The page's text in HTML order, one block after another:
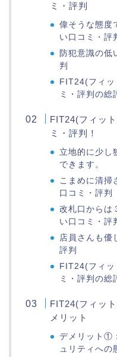
ミ・評判
偉そうな態度
い口コミ・評
防犯意識の
判
FIT24(フィッ
ミ・評判の総
FIT24(フィッ
ミ・評判！
立地的に少し
できます。
こまめに清掃
口コミ・評判
改札口からは
い口コミ・評
店員さんも優
評判
FIT24(フィッ
ミ・評判の総
FIT24(フィッ
メリット
デメリット①
ュリティへの